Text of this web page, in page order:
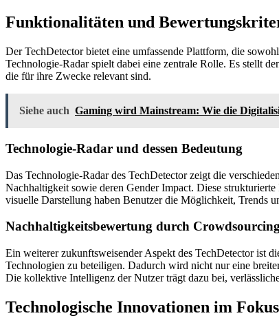
Funktionalitäten und
Der TechDetector bietet eine umfassende Plattform, die
Technologie-Radar spielt dabei eine zentrale Rolle. Es stellt
die für ihre Zwecke relevant sind.
Siehe auch Gaming wird Mainstream: Wie die
Technologie-Radar und dessen Bedeutung
Das Technologie-Radar des TechDetector zeigt die
Nachhaltigkeit sowie deren Gender Impact. Diese
visuelle Darstellung haben Benutzer die Möglichkeit, Trends
Nachhaltigkeitsbewertung durch
Ein weiterer zukunftsweisender Aspekt des TechDetector ist
Technologien zu beteiligen. Dadurch wird nicht nur eine
Die kollektive Intelligenz der Nutzer trägt dazu bei,
Technologische Innovationen im Fokus